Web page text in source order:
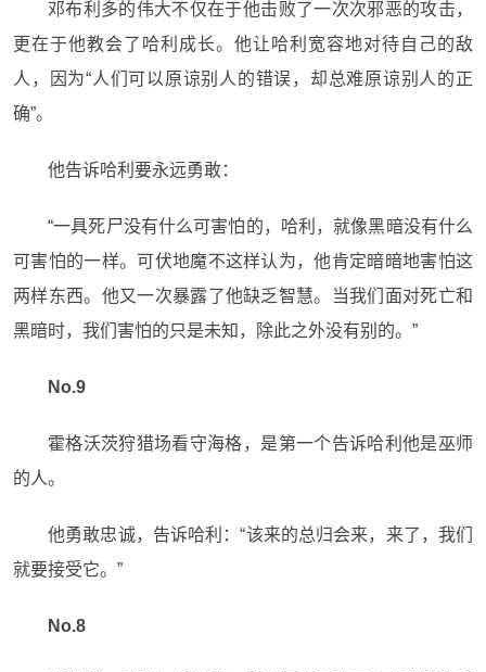
邓布利多的伟大不仅在于他击败了一次次邪恶的攻击，
更在于他教会了哈利成长。他让哈利宽容地对待自己的敌
人，因为“人们可以原谅别人的错误，却总难原谅别人的正
确”。
他告诉哈利要永远勇敢：
“一具死尸没有什么可害怕的，哈利，就像黑暗没有什么
可害怕的一样。可伏地魔不这样认为，他肯定暗暗地害怕这
两样东西。他又一次暴露了他缺乏智慧。当我们面对死亡和
黑暗时，我们害怕的只是未知，除此之外没有别的。”
No.9
霍格沃茨狩猎场看守海格，是第一个告诉哈利他是巫师
的人。
他勇敢忠诚，告诉哈利：“该来的总归会来，来了，我们
就要接受它。”
No.8